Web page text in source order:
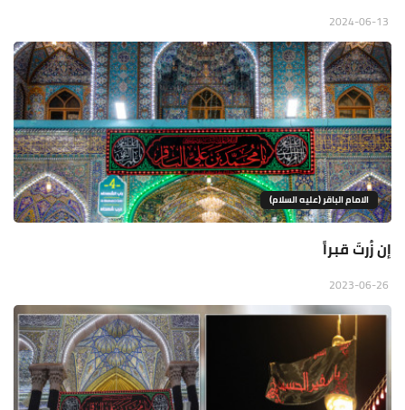
الامام الباقر (عليه السلام)
إن زُرتَ قبراََ